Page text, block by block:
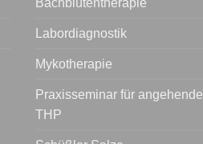
Bachblütentherapie
Labordiagnostik
Mykotherapie
Praxisseminar für angehende
THP